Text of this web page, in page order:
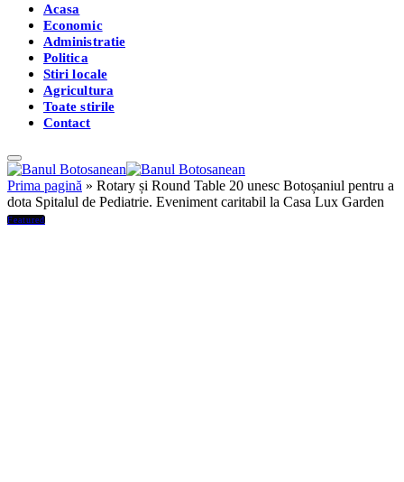
Acasa
Economic
Administratie
Politica
Stiri locale
Agricultura
Toate stirile
Contact
Prima pagină » Rotary și Round Table 20 unesc Botoșaniul pentru a
dota Spitalul de Pediatrie. Eveniment caritabil la Casa Lux Garden
Featured